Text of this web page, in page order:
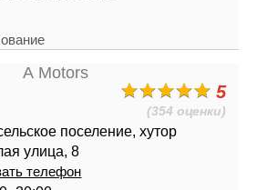
5
(354 оценки)
поселение, хутор
улица, 8
телефон